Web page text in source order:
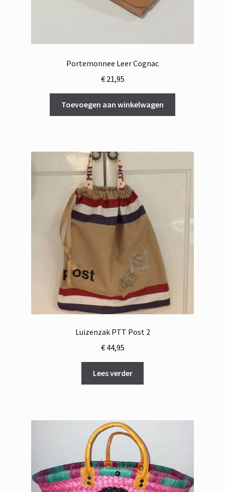
Portemonnee Leer Cognac
€21,95
Toevoegen aan winkelwagen
Luizenzak PTT Post 2
€44,95
Lees verder